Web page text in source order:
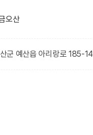
오산
군 예산읍 아리랑로 185-14